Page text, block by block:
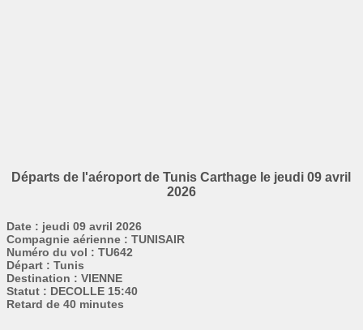
Départs de l'aéroport de Tunis Carthage le jeudi 09 avril
2026
Date : jeudi 09 avril 2026
Compagnie aérienne : TUNISAIR
Numéro du vol : TU642
Départ : Tunis
Destination : VIENNE
Statut : DECOLLE 15:40
Retard de 40 minutes